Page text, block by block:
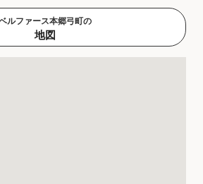
ルファース本郷弓町の
地図